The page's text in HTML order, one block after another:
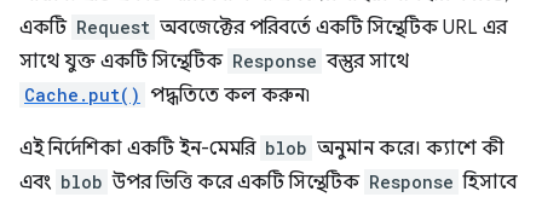
একটি Request অবজেক্টের পরিবর্তে একটি সিন্থেটিক URL এর
সাথে যুক্ত একটি সিন্থেটিক Response বস্তুর সাথে
Cache.put() পদ্ধতিতে কল করুন৷
এই নির্দেশিকা একটি ইন-মেমরি blob অনুমান করে। ক্যাশে কী
এবং blob উপর ভিত্তি করে একটি সিন্থেটিক Response হিসাবে